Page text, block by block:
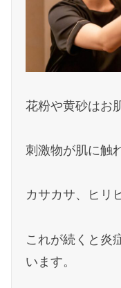
花粉や黄砂はお
刺激物が肌に触
カサカサ、ヒリ
これが続くと炎
います。